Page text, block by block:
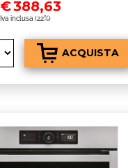
€388,63
Iva inclusa (22%)